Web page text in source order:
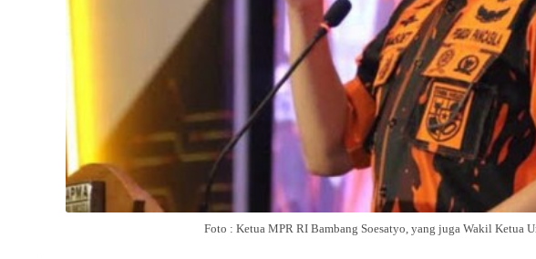
Foto : Ketua MPR RI Bambang Soesatyo, yang juga Wakil Ketua